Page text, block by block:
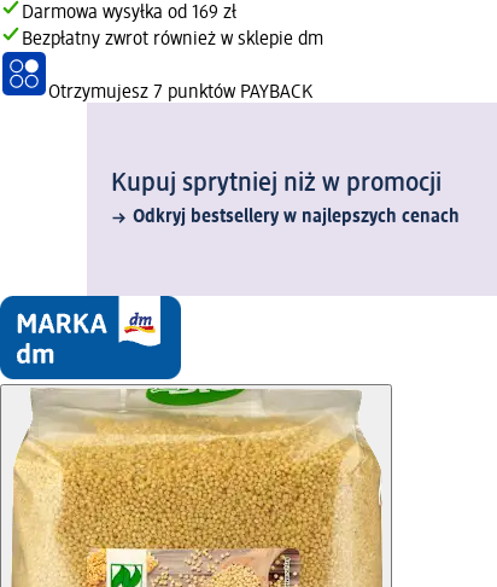
Darmowa wysyłka od 169 zł
Bezpłatny zwrot również w sklepie dm
Otrzymujesz 7 punktów PAYBACK
Kupuj sprytniej niż w promocji
Odkryj bestsellery w najlepszych cenach